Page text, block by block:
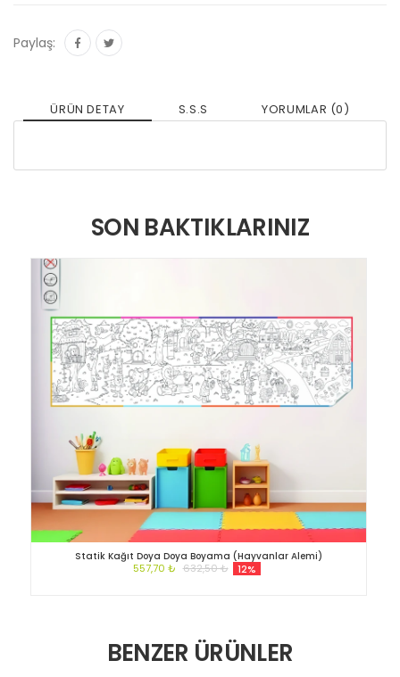
Paylaş:
ÜRÜN DETAY S.S.S YORUMLAR (0)
SON BAKTIKLARINIZ
Statik Kağıt Doya Doya Boyama (Hayvanlar Alemi)
557,70 ₺ 632,50 ₺ 12%
BENZER ÜRÜNLER